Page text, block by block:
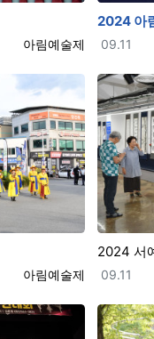
등록자
아림예술제
2024 아
등록일
09.11
등록자
아림예술제
2024 서
등록일
09.11